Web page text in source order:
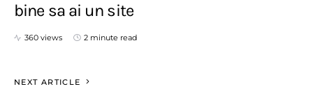
bine sa ai un site
360 views 2 minute read
NEXT ARTICLE